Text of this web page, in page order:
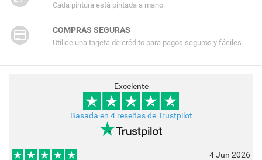
Cada pintura está pintada a mano.
COMPRAS SEGURAS
Utilice una tarjeta de crédito para pagos seguros y fáciles.
Excelente
Basada en 4 reseñas de Trustpilot
4 Jun 2026